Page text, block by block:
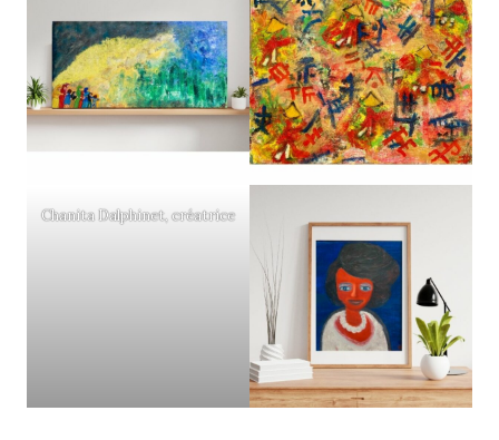
Chanita Dalphinet, créatrice